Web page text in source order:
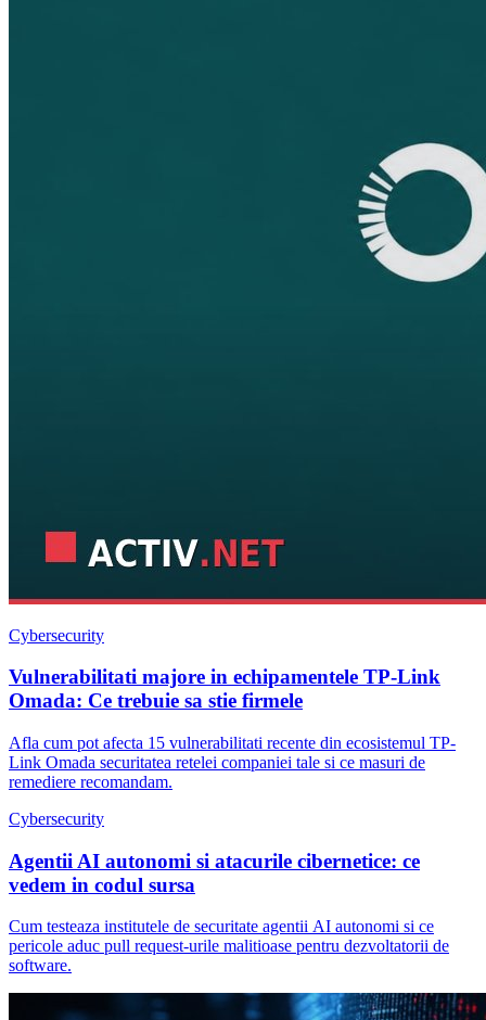
Cybersecurity
Vulnerabilitati majore in echipamentele TP-Link
Omada: Ce trebuie sa stie firmele
Afla cum pot afecta 15 vulnerabilitati recente din ecosistemul TP-
Link Omada securitatea retelei companiei tale si ce masuri de
remediere recomandam.
Cybersecurity
Agentii AI autonomi si atacurile cibernetice: ce
vedem in codul sursa
Cum testeaza institutele de securitate agentii AI autonomi si ce
pericole aduc pull request-urile malitioase pentru dezvoltatorii de
software.